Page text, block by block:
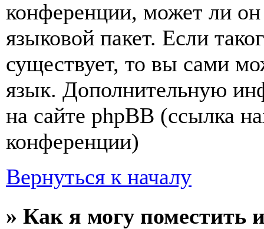
конференции, может ли
языковой пакет. Если
существует, то вы сами
язык. Дополнительную
на сайте phpBB (ссылка
конференции)
Вернуться к началу
» Как я могу поместить